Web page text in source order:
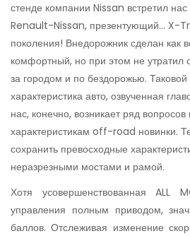
стенде компании Nissan встретил
Renault-Nissan, презентующий… X-
поколения! Внедорожник сделан как
комфортный, но при этом не утратил
за городом и по бездорожью. Таковой
характеристика авто, озвученная
нас, конечно, возникает ряд
характеристикам off-road новинки.
сохранить превосходные
неразрезными мостами и рамой.
Хотя усовершенствованная
управления полным приводом,
баллов. Отслеживая изменение